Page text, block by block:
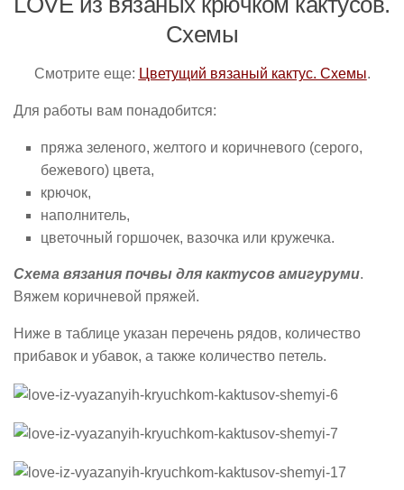
Схемы
Смотрите еще: Цветущий вязаный кактус. Схемы.
Для работы вам понадобится:
пряжа зеленого, желтого и коричневого (серого,
бежевого) цвета,
крючок,
наполнитель,
цветочный горшочек, вазочка или кружечка.
Схема вязания почвы для кактусов амигуруми.
Вяжем коричневой пряжей.
Ниже в таблице указан перечень рядов, количество
прибавок и убавок, а также количество петель.